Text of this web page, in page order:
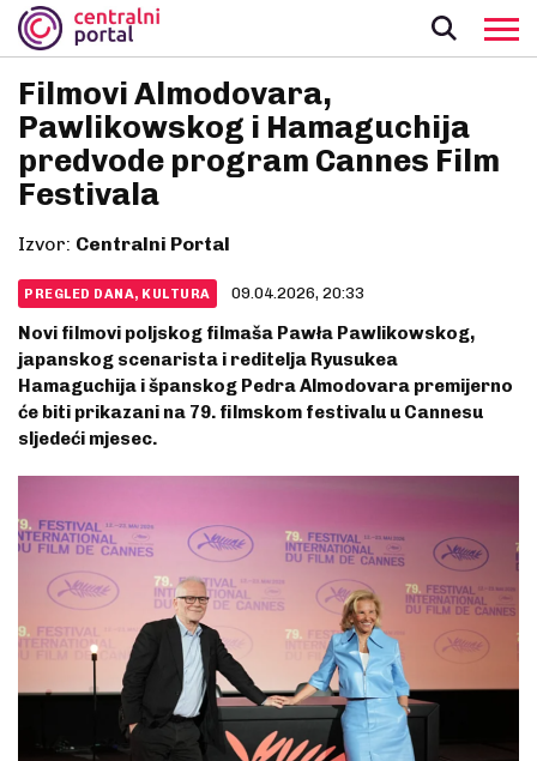
Filmovi Almodovara,
Pawlikowskog i Hamaguchija
predvode program Cannes Film
Festivala
Izvor: Centralni Portal
PREGLED DANA, KULTURA 09.04.2026, 20:33
Novi filmovi poljskog filmaša Pawła Pawlikowskog,
japanskog scenarista i reditelja Ryusukea
Hamaguchija i španskog Pedra Almodovara premijerno
će biti prikazani na 79. filmskom festivalu u Cannesu
sljedeći mjesec.